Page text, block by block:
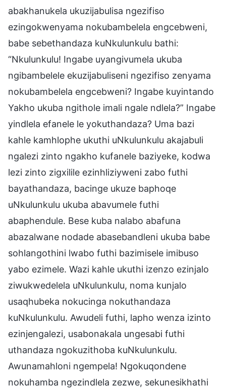
abakhanukela ukuzijabulisa ngezifiso
ezingokwenyama nokubambelela engcebweni,
babe sebethandaza kuNkulunkulu bathi:
“Nkulunkulu! Ingabe uyangivumela ukuba
ngibambelele ekuzijabuliseni ngezifiso zenyama
nokubambelela engcebweni? Ingabe kuyintando
Yakho ukuba ngithole imali ngale ndlela?” Ingabe
yindlela efanele le yokuthandaza? Uma bazi
kahle kamhlophe ukuthi uNkulunkulu akajabuli
ngalezi zinto ngakho kufanele baziyeke, kodwa
lezi zinto zigxilile ezinhliziyweni zabo futhi
bayathandaza, bacinge ukuze baphoqe
uNkulunkulu ukuba abavumele futhi
abaphendule. Bese kuba nalabo abafuna
abazalwane nodade abasebandleni ukuba babe
sohlangothini lwabo futhi bazimisele imibuso
yabo ezimele. Wazi kahle ukuthi izenzo ezinjalo
ziwukwedelela uNkulunkulu, noma kunjalo
usaqhubeka nokucinga nokuthandaza
kuNkulunkulu. Awudeli futhi, lapho wenza izinto
ezinjengalezi, usabonakala ungesabi futhi
uthandaza ngokuzithoba kuNkulunkulu.
Awunamahloni ngempela! Ngokuqondene
nokuhamba ngezindlela zezwe, sekunesikhathi